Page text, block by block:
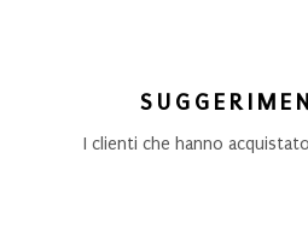
I clienti che hanno